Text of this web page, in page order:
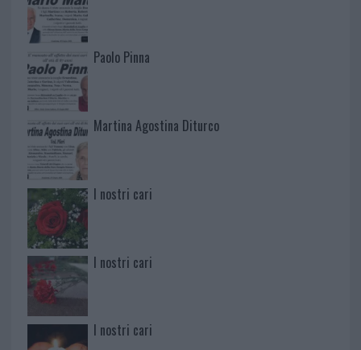
Paolo Pinna
Martina Agostina Diturco
I nostri cari
I nostri cari
I nostri cari